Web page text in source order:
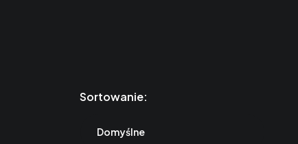
Sortowanie:
Domyślne